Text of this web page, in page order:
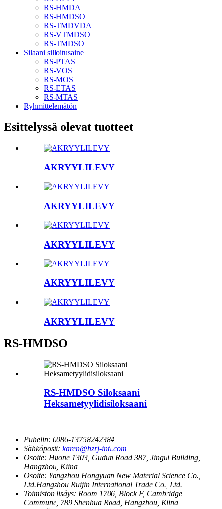
RS-HMDA
RS-HMDSO
RS-TMDVDA
RS-VTMDSO
RS-TMDSO
Silaani silloitusaine
RS-PTAS
RS-VOS
RS-MOS
RS-ETAS
RS-MTAS
Ryhmittelemätön
Esittelyssä olevat tuotteet
AKRYYLILEVY
AKRYYLILEVY
AKRYYLILEVY
AKRYYLILEVY
AKRYYLILEVY
RS-HMDSO
RS-HMDSO Siloksaani
Heksametyylidisiloksaani
Puhelin: 0086-13758242384
Sähköposti: karen@hzrj-intl.com
Osoite: Huone 1303, Gudun Road 387, Jingui Building,
Hangzhou, Kiina
Osoite: Yangzhou Hongyuan New Material Science Co.,
Ltd.Hangzhou Ruijin International Trade Co., Ltd.
Toimiston lisäys: Room 1706, Block F, Cambridge
Commune, 789 Shenhua Road, Hangzhou, Kiina